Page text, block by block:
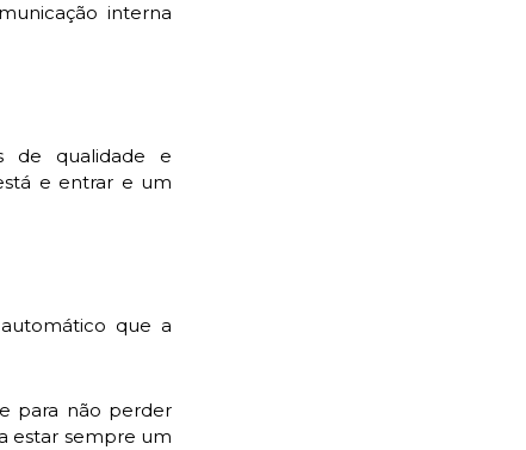
interna
de qualidade e
e entrar e um
que a
para não perder
estar sempre um